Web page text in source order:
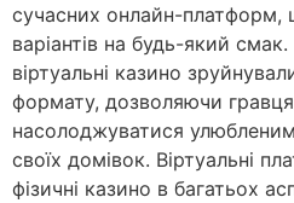
сучасних онлайн-платформ,
варіантів на будь-який
віртуальні казино
формату, дозволяючи
насолоджуватися
своїх домівок. Віртуальні
фізичні казино в багатьох